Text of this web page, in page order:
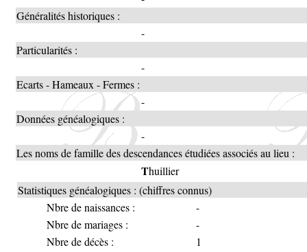
Généralités historiques :
-
Particularités :
-
Ecarts - Hameaux - Fermes :
-
Données généalogiques :
-
Les noms de famille des descendances étudiées associés au lieu :
Thuillier
Statistiques généalogiques : (chiffres connus)
Nbre de naissances :
-
Nbre de mariages :
-
Nbre de décès :
1